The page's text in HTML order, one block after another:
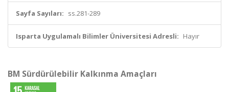
Sayfa Sayıları: ss.281-289
Isparta Uygulamalı Bilimler Üniversitesi Adresli: Hayır
BM Sürdürülebilir Kalkınma Amaçları